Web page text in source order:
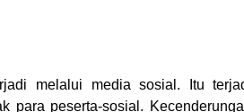
melalui media sosial. Itu
para peserta-sosial.